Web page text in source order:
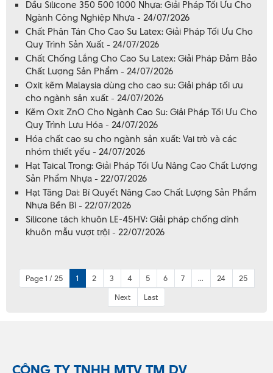
Dầu Silicone 350 500 1000 Nhựa: Giải Pháp Tối Ưu Cho
Ngành Công Nghiệp Nhựa - 24/07/2026
Chất Phân Tán Cho Cao Su Latex: Giải Pháp Tối Ưu Cho
Quy Trình Sản Xuất - 24/07/2026
Chất Chống Lắng Cho Cao Su Latex: Giải Pháp Đảm Bảo
Chất Lượng Sản Phẩm - 24/07/2026
Oxit kẽm Malaysia dùng cho cao su: Giải pháp tối ưu
cho ngành sản xuất - 24/07/2026
Kẽm Oxit ZnO Cho Ngành Cao Su: Giải Pháp Tối Ưu Cho
Quy Trình Lưu Hóa - 24/07/2026
Hóa chất cao su cho ngành sản xuất: Vai trò và các
nhóm thiết yếu - 24/07/2026
Hạt Taical Trong: Giải Pháp Tối Ưu Nâng Cao Chất Lượng
Sản Phẩm Nhựa - 22/07/2026
Hạt Tăng Dai: Bí Quyết Nâng Cao Chất Lượng Sản Phẩm
Nhựa Bền Bỉ - 22/07/2026
Silicone tách khuôn LE-45HV: Giải pháp chống dính
khuôn mẫu vượt trội - 22/07/2026
Page 1 / 25 1 2 3 4 5 6 7 ... 24
25
Next
Last
CÔNG TY TNHH MTV TM DV